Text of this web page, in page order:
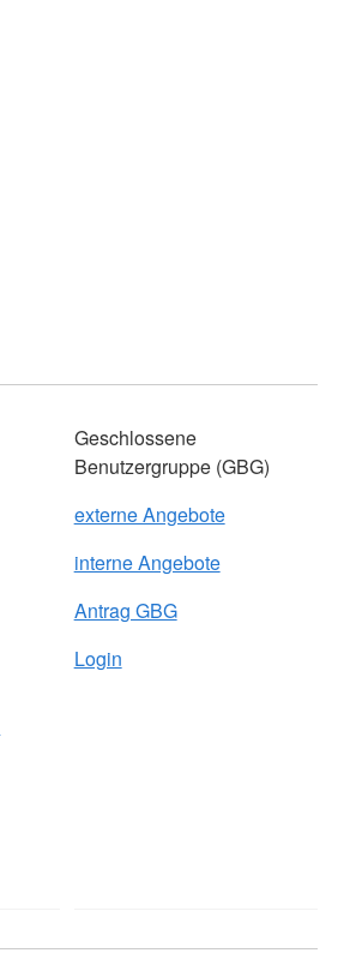
Geschlossene
Benutzergruppe (GBG)
externe Angebote
interne Angebote
Antrag GBG
Login